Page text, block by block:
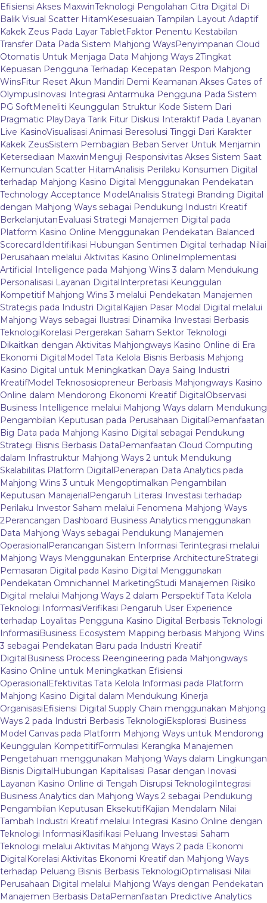
Efisiensi Akses MaxwinTeknologi Pengolahan Citra Digital Di
Balik Visual Scatter HitamKesesuaian Tampilan Layout Adaptif
Kakek Zeus Pada Layar TabletFaktor Penentu Kestabilan
Transfer Data Pada Sistem Mahjong WaysPenyimpanan Cloud
Otomatis Untuk Menjaga Data Mahjong Ways 2Tingkat
Kepuasan Pengguna Terhadap Kecepatan Respon Mahjong
WinsFitur Reset Akun Mandiri Demi Keamanan Akses Gates of
OlympusInovasi Integrasi Antarmuka Pengguna Pada Sistem
PG SoftMeneliti Keunggulan Struktur Kode Sistem Dari
Pragmatic PlayDaya Tarik Fitur Diskusi Interaktif Pada Layanan
Live KasinoVisualisasi Animasi Beresolusi Tinggi Dari Karakter
Kakek ZeusSistem Pembagian Beban Server Untuk Menjamin
Ketersediaan MaxwinMenguji Responsivitas Akses Sistem Saat
Kemunculan Scatter HitamAnalisis Perilaku Konsumen Digital
terhadap Mahjong Kasino Digital Menggunakan Pendekatan
Technology Acceptance ModelAnalisis Strategi Branding Digital
dengan Mahjong Ways sebagai Pendukung Industri Kreatif
BerkelanjutanEvaluasi Strategi Manajemen Digital pada
Platform Kasino Online Menggunakan Pendekatan Balanced
ScorecardIdentifikasi Hubungan Sentimen Digital terhadap Nilai
Perusahaan melalui Aktivitas Kasino OnlineImplementasi
Artificial Intelligence pada Mahjong Wins 3 dalam Mendukung
Personalisasi Layanan DigitalInterpretasi Keunggulan
Kompetitif Mahjong Wins 3 melalui Pendekatan Manajemen
Strategis pada Industri DigitalKajian Pasar Modal Digital melalui
Mahjong Ways sebagai Ilustrasi Dinamika Investasi Berbasis
TeknologiKorelasi Pergerakan Saham Sektor Teknologi
Dikaitkan dengan Aktivitas Mahjongways Kasino Online di Era
Ekonomi DigitalModel Tata Kelola Bisnis Berbasis Mahjong
Kasino Digital untuk Meningkatkan Daya Saing Industri
KreatifModel Teknososiopreneur Berbasis Mahjongways Kasino
Online dalam Mendorong Ekonomi Kreatif DigitalObservasi
Business Intelligence melalui Mahjong Ways dalam Mendukung
Pengambilan Keputusan pada Perusahaan DigitalPemanfaatan
Big Data pada Mahjong Kasino Digital sebagai Pendukung
Strategi Bisnis Berbasis DataPemanfaatan Cloud Computing
dalam Infrastruktur Mahjong Ways 2 untuk Mendukung
Skalabilitas Platform DigitalPenerapan Data Analytics pada
Mahjong Wins 3 untuk Mengoptimalkan Pengambilan
Keputusan ManajerialPengaruh Literasi Investasi terhadap
Perilaku Investor Saham melalui Fenomena Mahjong Ways
2Perancangan Dashboard Business Analytics menggunakan
Data Mahjong Ways sebagai Pendukung Manajemen
OperasionalPerancangan Sistem Informasi Terintegrasi melalui
Mahjong Ways Menggunakan Enterprise ArchitectureStrategi
Pemasaran Digital pada Kasino Digital Menggunakan
Pendekatan Omnichannel MarketingStudi Manajemen Risiko
Digital melalui Mahjong Ways 2 dalam Perspektif Tata Kelola
Teknologi InformasiVerifikasi Pengaruh User Experience
terhadap Loyalitas Pengguna Kasino Digital Berbasis Teknologi
InformasiBusiness Ecosystem Mapping berbasis Mahjong Wins
3 sebagai Pendekatan Baru pada Industri Kreatif
DigitalBusiness Process Reengineering pada Mahjongways
Kasino Online untuk Meningkatkan Efisiensi
OperasionalEfektivitas Tata Kelola Informasi pada Platform
Mahjong Kasino Digital dalam Mendukung Kinerja
OrganisasiEfisiensi Digital Supply Chain menggunakan Mahjong
Ways 2 pada Industri Berbasis TeknologiEksplorasi Business
Model Canvas pada Platform Mahjong Ways untuk Mendorong
Keunggulan KompetitifFormulasi Kerangka Manajemen
Pengetahuan menggunakan Mahjong Ways dalam Lingkungan
Bisnis DigitalHubungan Kapitalisasi Pasar dengan Inovasi
Layanan Kasino Online di Tengah Disrupsi TeknologiIntegrasi
Business Analytics dan Mahjong Ways 2 sebagai Pendukung
Pengambilan Keputusan EksekutifKajian Mendalam Nilai
Tambah Industri Kreatif melalui Integrasi Kasino Online dengan
Teknologi InformasiKlasifikasi Peluang Investasi Saham
Teknologi melalui Aktivitas Mahjong Ways 2 pada Ekonomi
DigitalKorelasi Aktivitas Ekonomi Kreatif dan Mahjong Ways
terhadap Peluang Bisnis Berbasis TeknologiOptimalisasi Nilai
Perusahaan Digital melalui Mahjong Ways dengan Pendekatan
Manajemen Berbasis DataPemanfaatan Predictive Analytics